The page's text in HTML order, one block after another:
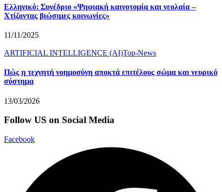
Ελληνικό: Συνέδριο «Ψηφιακή καινοτομία και νεολαία –
Χτίζοντας βιώσιμες κοινωνίες»
11/11/2025
ARTIFICIAL INTELLIGENCE (AI)Top-News
Πώς η τεχνητή νοημοσύνη αποκτά επιτέλους σώμα και νευρικό
σύστημα
13/03/2026
Follow US on Social Media
Facebook